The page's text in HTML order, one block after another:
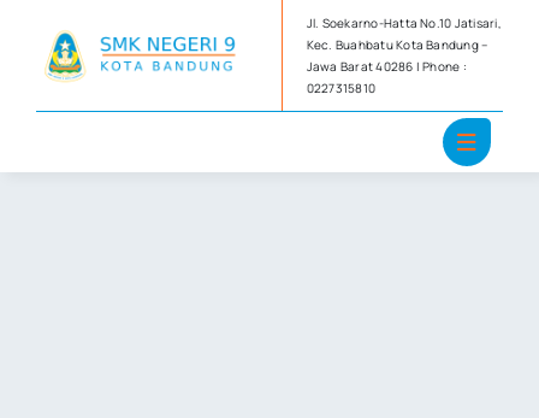
content
Jl. Soekarno-Hatta No.10 Jatisari,
Kec. Buahbatu Kota Bandung –
Jawa Barat 40286 | Phone :
0227315810